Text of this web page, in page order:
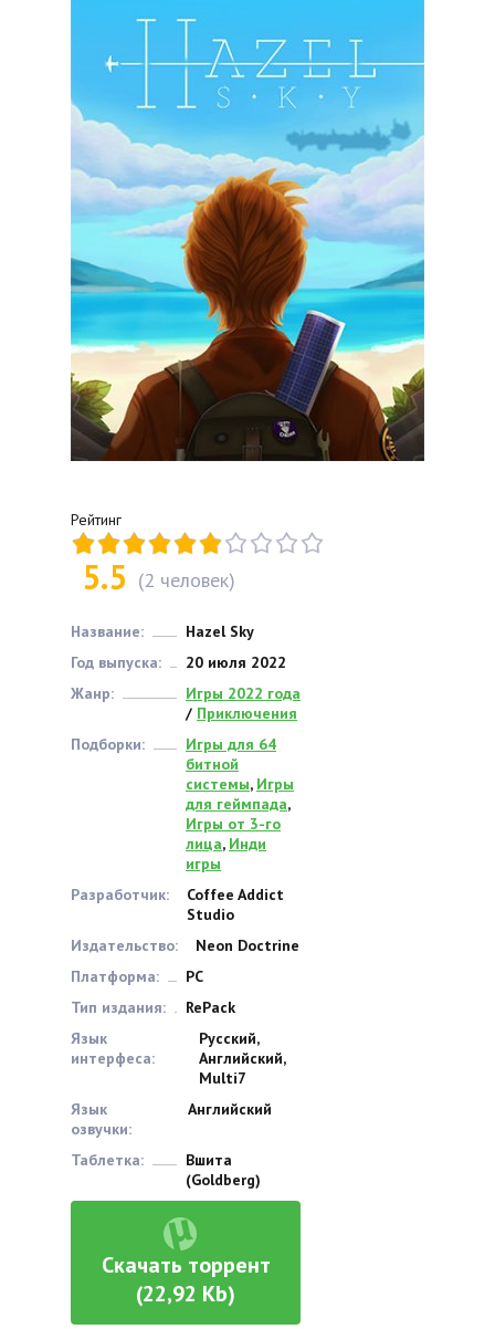
Рейтинг
5.5 (2 человек)
Название:
Hazel Sky
Год выпуска:
20 июля 2022
Жанр:
Игры 2022 года
/ Приключения
Подборки:
Игры для 64
битной
системы, Игры
для геймпада,
Игры от 3-го
лица, Инди
игры
Разработчик:
Coffee Addict
Studio
Издательство:
Neon Doctrine
Платформа:
PC
Тип издания:
RePack
Язык
интерфеса:
Русский,
Английский,
Multi7
Язык
озвучки:
Английский
Таблетка:
Вшита
(Goldberg)
Скачать торрент
(22,92 Kb)